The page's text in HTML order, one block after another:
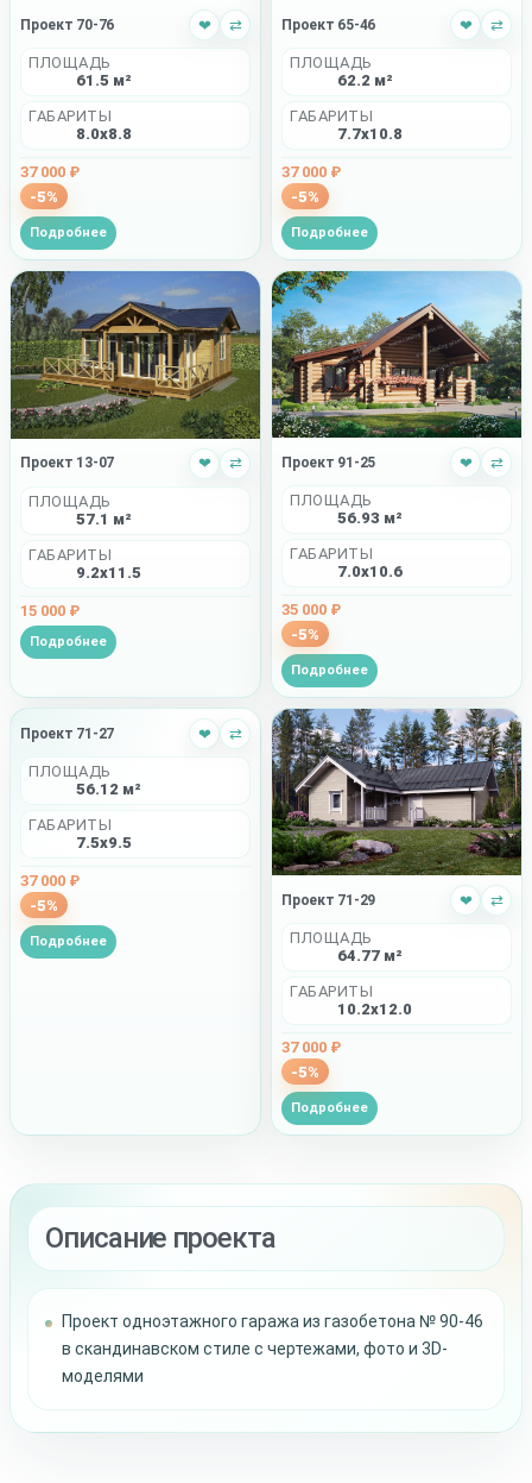
Проект 70-76 ❤ ⇄
ПЛОЩАДЬ
61.5 м²
ГАБАРИТЫ
8.0x8.8
37 000 ₽
-5%
Подробнее
Проект 65-46 ❤ ⇄
ПЛОЩАДЬ
62.2 м²
ГАБАРИТЫ
7.7x10.8
37 000 ₽
-5%
Подробнее
Проект 13-07 ❤ ⇄
ПЛОЩАДЬ
57.1 м²
ГАБАРИТЫ
9.2x11.5
15 000 ₽
Подробнее
Проект 91-25 ❤ ⇄
ПЛОЩАДЬ
56.93 м²
ГАБАРИТЫ
7.0x10.6
35 000 ₽
-5%
Подробнее
Проект 71-27 ❤ ⇄
ПЛОЩАДЬ
56.12 м²
ГАБАРИТЫ
7.5x9.5
37 000 ₽
-5%
Подробнее
Проект 71-29 ❤ ⇄
ПЛОЩАДЬ
64.77 м²
ГАБАРИТЫ
10.2x12.0
37 000 ₽
-5%
Подробнее
Описание проекта
Проект одноэтажного гаража из газобетона № 90-46
в скандинавском стиле с чертежами, фото и 3D-
моделями